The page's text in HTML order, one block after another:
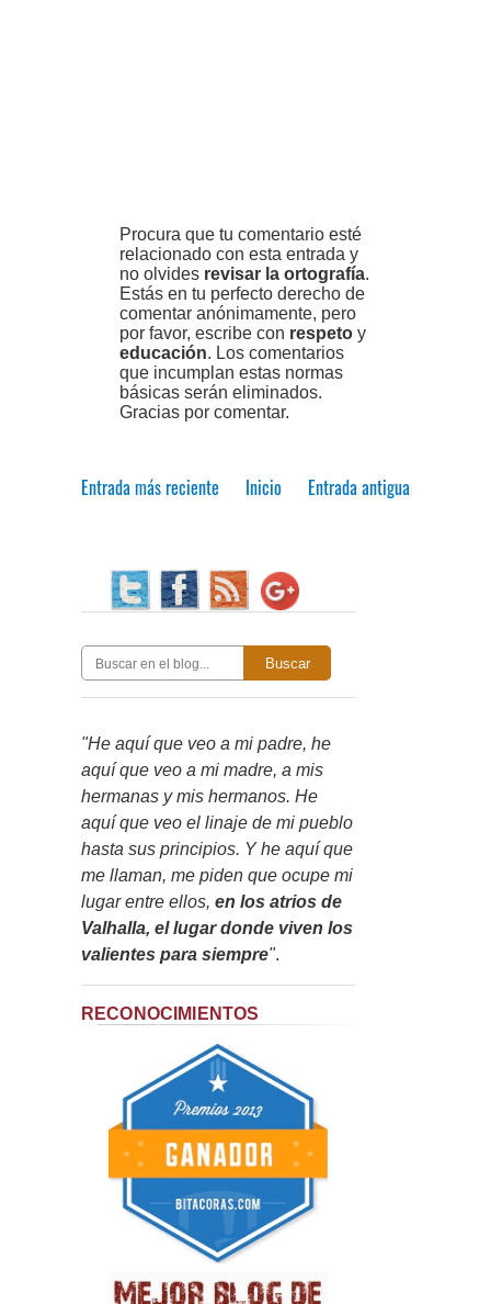
Procura que tu comentario esté
relacionado con esta entrada y
no olvides revisar la ortografía.
Estás en tu perfecto derecho de
comentar anónimamente, pero
por favor, escribe con respeto y
educación. Los comentarios
que incumplan estas normas
básicas serán eliminados.
Gracias por comentar.
Entrada más reciente Entrada antigua
Inicio
Buscar
"He aquí que veo a mi padre, he
aquí que veo a mi madre, a mis
hermanas y mis hermanos. He
aquí que veo el linaje de mi pueblo
hasta sus principios. Y he aquí que
me llaman, me piden que ocupe mi
lugar entre ellos, en los atrios de
Valhalla, el lugar donde viven los
valientes para siempre".
RECONOCIMIENTOS